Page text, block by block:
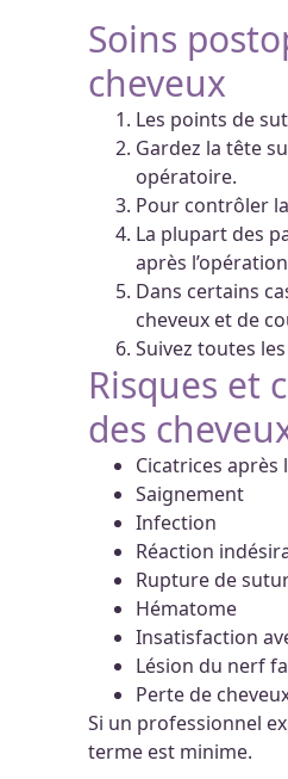
Soins
cheveux
Les points de
Gardez la tête
opératoire.
Pour contrôler
La plupart des
après
Dans certains
cheveux et de
Suivez toutes
Risques et
des
Cicatrices après
Saignement
Infection
Réaction
Rupture de
Hématome
Insatisfaction
Lésion du nerf
Perte de
Si un professionnel
terme est minime.